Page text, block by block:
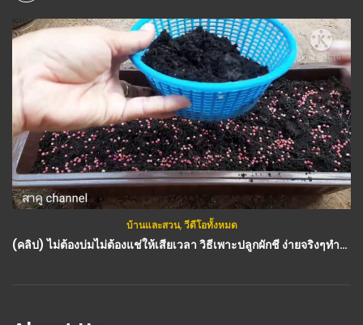
บ้านและสวน,วีดีโอทั้งหมด
(คลิป) ไม่ต้องบ่มไม่ต้องแช่ให้เสียเวลา วิธีเพาะปลูกผักชี ง่ายจริงๆทำแบบนี้งอกโตเร็ว 100% สาคู channel : วีดีโอ เกษตร
วีดีโอทั้งหมด,เครื่องมือเกษตร+DIY
(คลิป) DIY ทำเตาประสิทธิภาพสูง ใช้เชื้อเพลิงจากน้ำมันพืชเก่า Making a super efficient used cooking oil burner : วีดีโอ เกษตร